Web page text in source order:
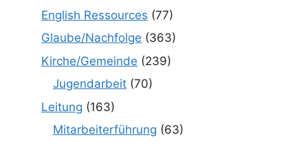
English Ressources (77)
Glaube/Nachfolge (363)
Kirche/Gemeinde (239)
Jugendarbeit (70)
Leitung (163)
Mitarbeiterführung (63)